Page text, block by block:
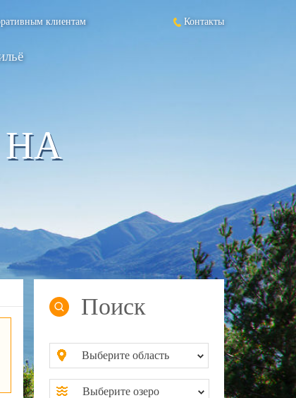
Контакты
клиентам
Поиск
Выберите область
Выберите озеро